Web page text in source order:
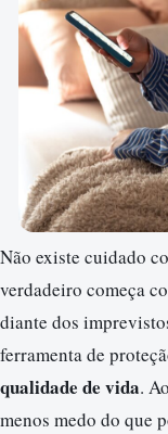
Não existe cuidado
verdadeiro começa
diante dos
ferramenta de
qualidade de vida.
menos medo do que